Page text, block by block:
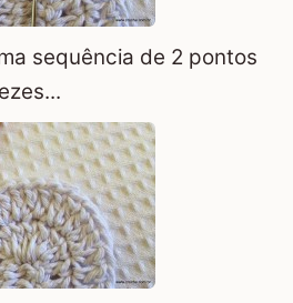
sequência de 2 pontos